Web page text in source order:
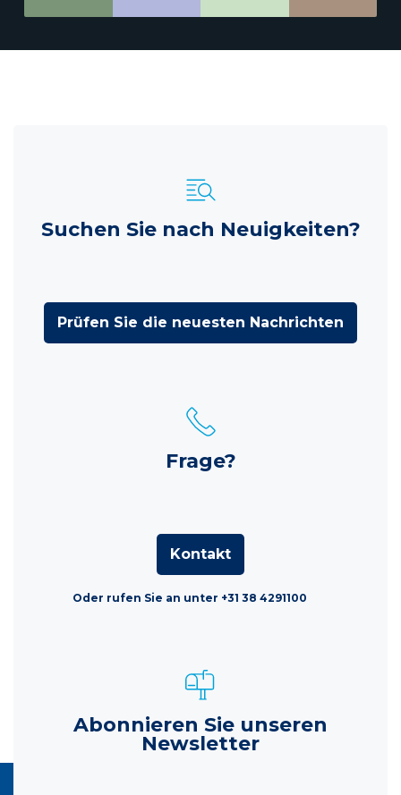
Suchen Sie nach Neuigkeiten?
Prüfen Sie die neuesten Nachrichten
Frage?
Kontakt
Oder rufen Sie an unter +31 38 4291100
Abonnieren Sie unseren
Newsletter